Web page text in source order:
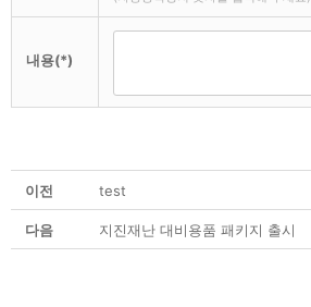
내용(*)
이전 test
다음 지진재난 대비용품 패키지 출시